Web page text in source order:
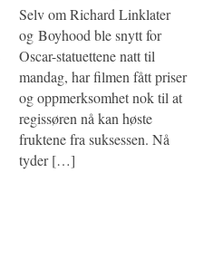
Selv om Richard Linklater
og Boyhood ble snytt for
Oscar-statuettene natt til
mandag, har filmen fått priser
og oppmerksomhet nok til at
regissøren nå kan høste
fruktene fra suksessen. Nå
tyder […]